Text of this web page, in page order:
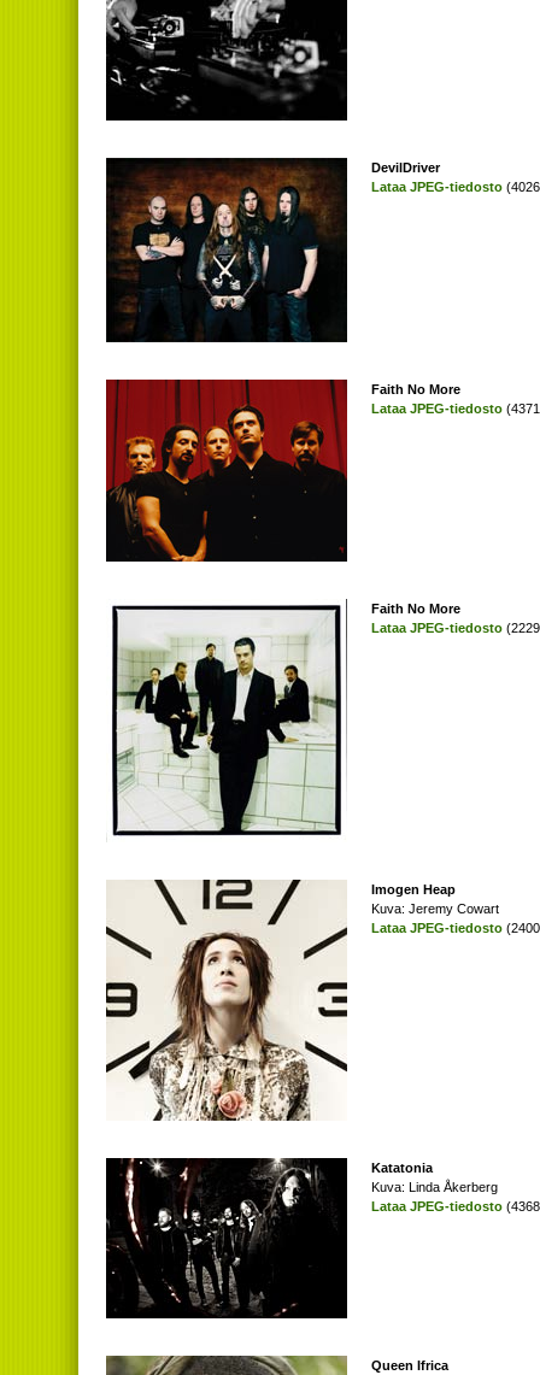
DevilDriver
Lataa JPEG-tiedosto
Faith No More
Lataa JPEG-tiedosto
Faith No More
Lataa JPEG-tiedosto
Imogen Heap
Kuva: Jeremy Cowart
Lataa JPEG-tiedosto
Katatonia
Kuva: Linda Åkerberg
Lataa JPEG-tiedosto
Queen Ifrica